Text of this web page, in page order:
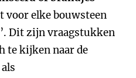
voor elke bouwsteen
Dit zijn vraagstukken
te kijken naar de